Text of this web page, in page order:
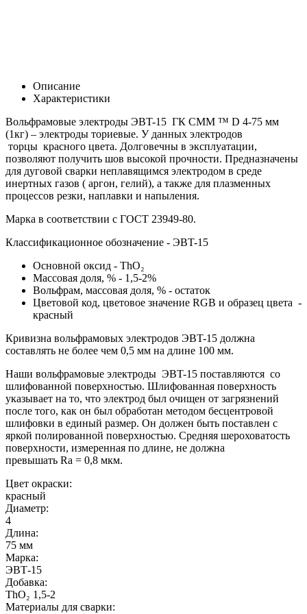
Описание
Характеристики
Вольфрамовые электроды ЭВT-15 ГК СММ ™ D 4-75 мм
(1кг) – электроды ториевые. У данных электродов
торцы красного цвета. Долговечны в эксплуатации,
позволяют получить шов высокой прочности. Предназначены
для дуговой сварки неплавящимся электродом в среде
инертных газов ( аргон, гелий), а также для плазменных
процессов резки, наплавки и напыления.
Марка в соответствии с ГОСТ 23949-80.
Классификационное обозначение - ЭВT-15
Основной оксид - ThO₂
Массовая доля, % - 1,5-2%
Вольфрам, массовая доля, % - остаток
Цветовой код, цветовое значение RGB и образец цвета -
красный
Кривизна вольфрамовых электродов ЭВT-15 должна
составлять не более чем 0,5 мм на длине 100 мм.
Наши вольфрамовые электроды ЭВT-15 поставляются со
шлифованной поверхностью. Шлифованная поверхность
указывает на то, что электрод был очищен от загрязнений
после того, как он был обработан методом бесцентровой
шлифовки в единый размер. Он должен быть поставлен с
яркой полированной поверхностью. Средняя шероховатость
поверхности, измеренная по длине, не должна
превышать Ra = 0,8 мкм.
Цвет окраски:
красный
Диаметр:
4
Длина:
75 мм
Марка:
ЭВТ-15
Добавка:
ThO₂ 1,5-2
Материалы для сварки: